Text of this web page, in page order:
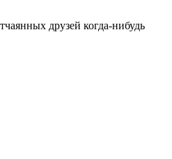
друзей когда-нибудь